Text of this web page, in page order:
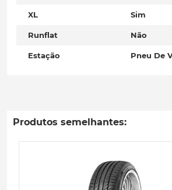
XL Sim
Runflat Não
Estação Pneu De
Produtos semelhantes: